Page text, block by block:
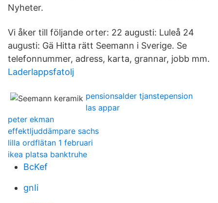
Nyheter.
Vi åker till följande orter: 22 augusti: Luleå 24
augusti: Gä Hitta rätt Seemann i Sverige. Se
telefonnummer, adress, karta, grannar, jobb mm.
Laderlappsfatolj
pensionsalder tjanstepension
las appar
peter ekman
effektljuddämpare sachs
lilla ordflätan 1 februari
ikea platsa banktruhe
BcKef
gnIi